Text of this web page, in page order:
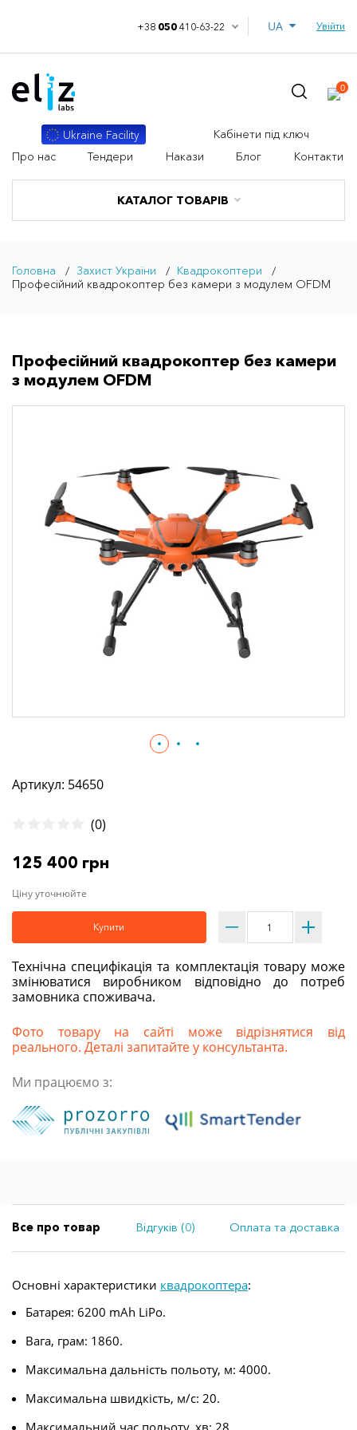
+38 050410-63-22 Увійти
КАТАЛОГ ТОВАРІВ
Ukraine Facility
Кабінети під ключ
Про нас
Тендери Накази Блог Контакти
0
Головна Захист України
Квадрокоптери
Професійний квадрокоптер без камери з модулем OFDM
Професійний квадрокоптер без камери
з модулем OFDM
Артикул: 54650
(0)
125 400 грн
Ціну уточнюйте
Купити
Технічна специфікація та комплектація товару може
змінюватися виробником відповідно до потреб
замовника споживача.
Фото товару на сайті може відрізнятися від
реального. Деталі запитайте у консультанта.
Ми працюємо з:
Все про товар Відгуків (0) Оплата та доставка
Основні характеристики квадрокоптера:
Батарея: 6200 mAh LiPo.
Вага, грам: 1860.
Максимальна дальність польоту, м: 4000.
Максимальна швидкість, м/с: 20.
Максимальний час польоту, хв: 28.